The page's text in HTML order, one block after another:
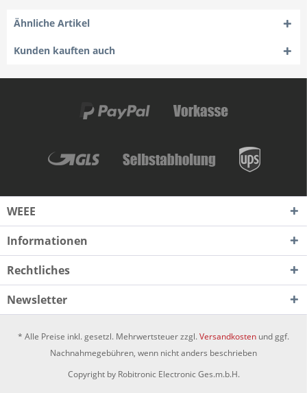
Ähnliche Artikel
Kunden kauften auch
WEEE
Informationen
Rechtliches
Newsletter
* Alle Preise inkl. gesetzl. Mehrwertsteuer zzgl.Versandkosten und ggf.
Nachnahmegebühren, wenn nicht anders beschrieben
Copyright by Robitronic Electronic Ges.m.b.H.